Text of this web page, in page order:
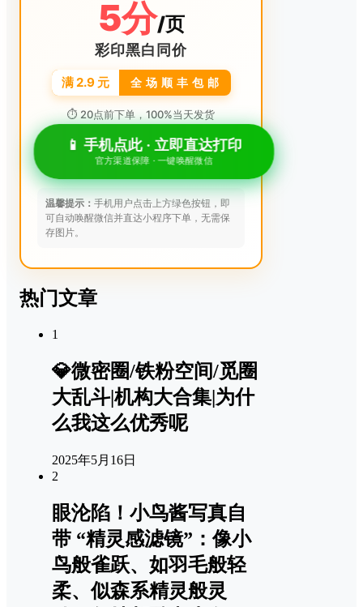
5分/页
彩印黑白同价
满 2.9 元 全 场 顺 丰 包 邮
⏱ 20点前下单，100%当天发货
📱 手机点此 · 立即直达打印
官方渠道保障 · 一键唤醒微信
温馨提示： 手机用户点击上方绿色按钮，即
可自动唤醒微信并直达小程序下单，无需保
存图片。
热门文章
1
💎微密圈/铁粉空间/觅圈
大乱斗|机构大合集|为什
么我这么优秀呢
2025年5月16日
2
眼沦陷！小鸟酱写真自
带 “精灵感滤镜”：像小
鸟般雀跃、如羽毛般轻
柔、似森系精灵般灵